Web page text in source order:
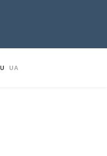
UA